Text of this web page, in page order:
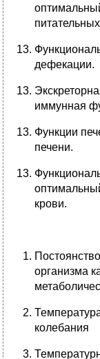
дефекации.
иммунная
Функции
печени.
крови.
организма
колебания